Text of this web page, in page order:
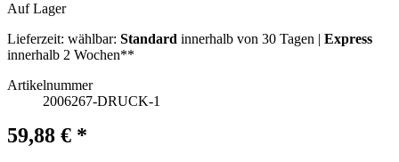
Auf Lager
Lieferzeit: wählbar: Standard innerhalb von 30 Tagen | Express
innerhalb 2 Wochen**
Artikelnummer
2006267-DRUCK-1
59,88 € *